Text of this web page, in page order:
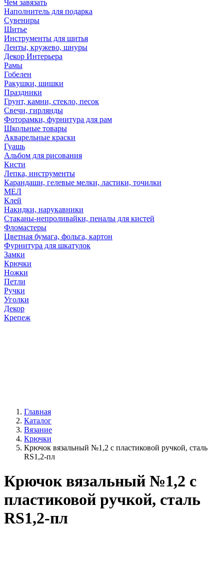
Чем завязать
Наполнитель для подарка
Сувениры
Шитье
Инструменты для шитья
Ленты, кружево, шнуры
Декор Интерьера
Рамы
Гобелен
Ракушки, шишки
Праздники
Грунт, камни, стекло, песок
Свечи, гирлянды
Фоторамки, фурнитура для рам
Школьные товары
Акварельные краски
Гуашь
Альбом для рисования
Кисти
Лепка, инструменты
Карандаши, гелевые мелки, ластики, точилки
МЕЛ
Клей
Накидки, нарукавники
Стаканы-непроливайки, пеналы для кистей
Фломастеры
Цветная бумага, фольга, картон
Фурнитура для шкатулок
Замки
Крючки
Ножки
Петли
Ручки
Уголки
Декор
Крепеж
Главная
Каталог
Вязание
Крючки
Крючок вязальный №1,2 с пластиковой ручкой, сталь
RS1,2-пл
Крючок вязальный №1,2 с
пластиковой ручкой, сталь
RS1,2-пл